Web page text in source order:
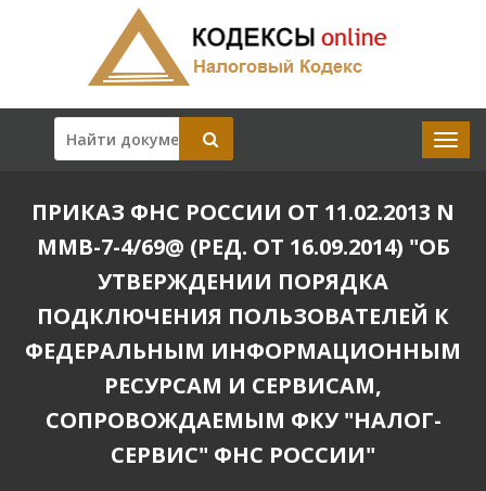
ПРИКАЗ ФНС РОССИИ ОТ 11.02.2013 N
ММВ-7-4/69@ (РЕД. ОТ 16.09.2014) "ОБ
УТВЕРЖДЕНИИ ПОРЯДКА
ПОДКЛЮЧЕНИЯ ПОЛЬЗОВАТЕЛЕЙ К
ФЕДЕРАЛЬНЫМ ИНФОРМАЦИОННЫМ
РЕСУРСАМ И СЕРВИСАМ,
СОПРОВОЖДАЕМЫМ ФКУ "НАЛОГ-
СЕРВИС" ФНС РОССИИ"